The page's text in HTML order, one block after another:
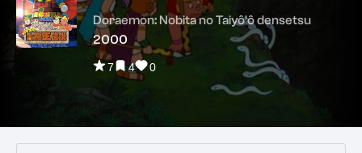
Doraemon: Nobita no Taiyô'ô densetsu
2000
7 4 0